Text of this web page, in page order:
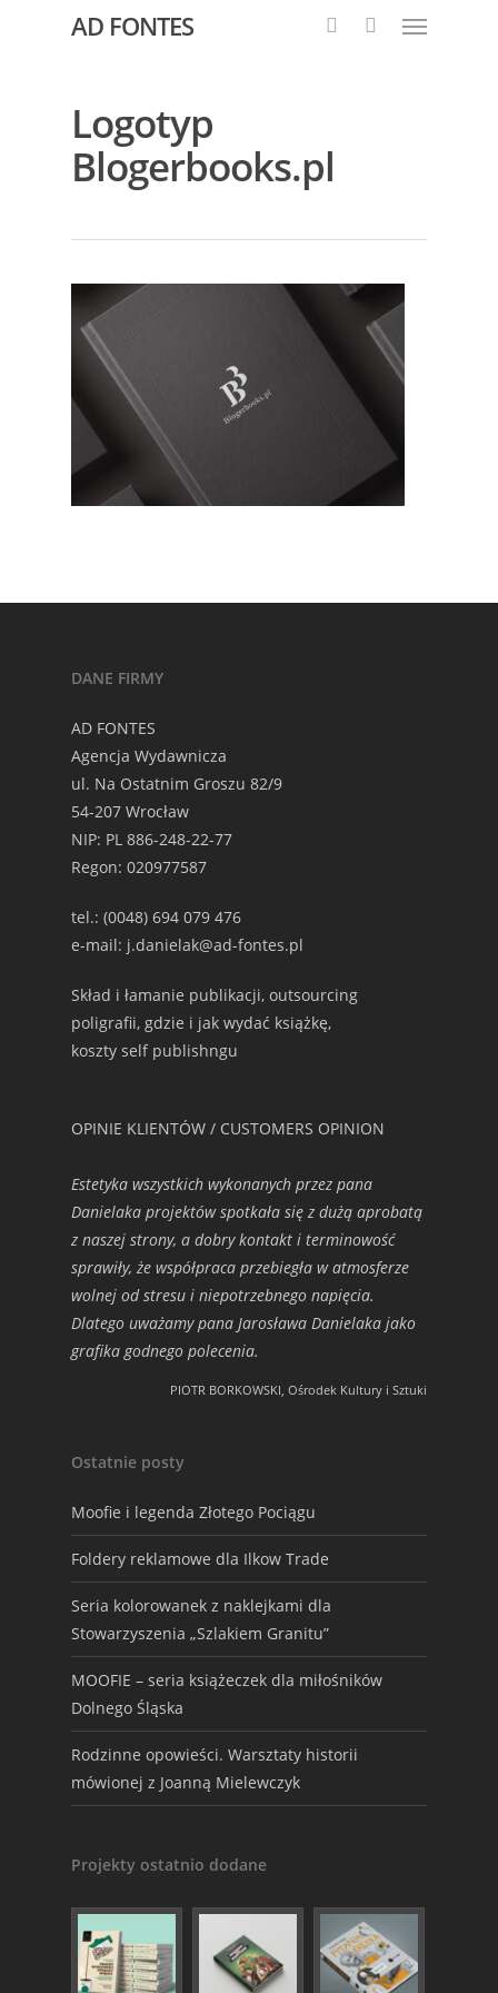
AD FONTES
Logotyp
Blogerbooks.pl
DANE FIRMY
AD FONTES
Agencja Wydawnicza
ul. Na Ostatnim Groszu 82/9
54-207 Wrocław
NIP: PL 886-248-22-77
Regon: 020977587
tel.: (0048) 694 079 476
e-mail: j.danielak@ad-fontes.pl
Skład i łamanie publikacji, outsourcing
poligrafii, gdzie i jak wydać książkę,
koszty self publishngu
OPINIE KLIENTÓW / CUSTOMERS OPINION
Estetyka wszystkich wykonanych przez pana
Danielaka projektów spotkała się z dużą aprobatą
z naszej strony, a dobry kontakt i terminowość
sprawiły, że współpraca przebiegła w atmosferze
wolnej od stresu i niepotrzebnego napięcia.
Dlatego uważamy pana Jarosława Danielaka jako
grafika godnego polecenia.
PIOTR BORKOWSKI, Ośrodek Kultury i Sztuki
Ostatnie posty
Moofie i legenda Złotego Pociągu
Foldery reklamowe dla Ilkow Trade
Seria kolorowanek z naklejkami dla
Stowarzyszenia „Szlakiem Granitu”
MOOFIE – seria książeczek dla miłośników
Dolnego Śląska
Rodzinne opowieści. Warsztaty historii
mówionej z Joanną Mielewczyk
Projekty ostatnio dodane